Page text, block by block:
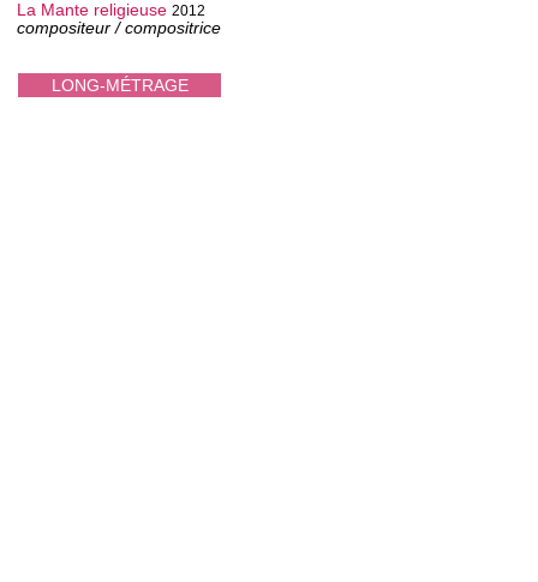
LONG-MÉTRAGE
La Mante religieuse 2012
compositeur / compositrice